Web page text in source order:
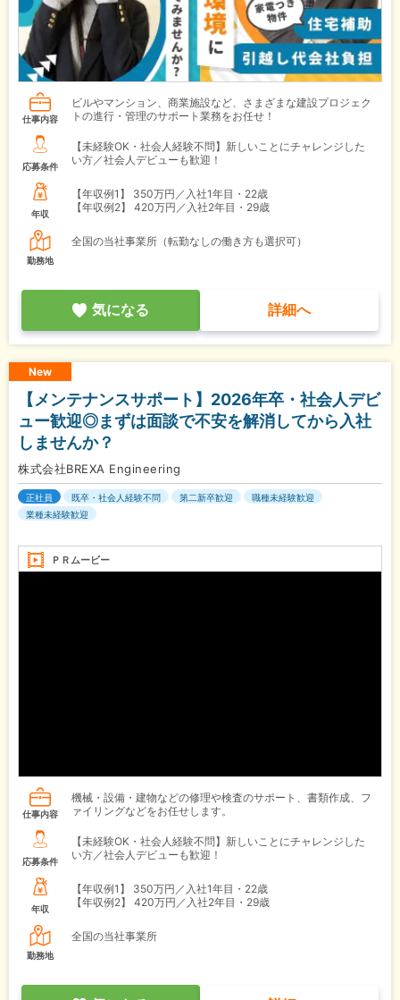
仕事内容
ビルやマンション、商業施設など、さまざまな建設プロジェク
トの進行・管理のサポート業務をお任せ！
応募条件
【未経験OK・社会人経験不問】新しいことにチャレンジした
い方／社会人デビューも歓迎！
年収
【年収例1】
350万円／入社1年目・22歳
【年収例2】
420万円／入社2年目・29歳
勤務地
全国の当社事業所（転勤なしの働き方も選択可）
気になる 詳細へ
New
【メンテナンスサポート】2026年卒・社会人デビ
ュー歓迎◎まずは面談で不安を解消してから入社
しませんか？
株式会社BREXA Engineering
正社員 既卒・社会人経験不問 第二新卒歓迎
職種未経験歓迎
業種未経験歓迎
ＰＲムービー
仕事内容
機械・設備・建物などの修理や検査のサポート、書類作成、フ
ァイリングなどをお任せします。
応募条件
【未経験OK・社会人経験不問】新しいことにチャレンジした
い方／社会人デビューも歓迎！
年収
【年収例1】
350万円／入社1年目・22歳
【年収例2】
420万円／入社2年目・29歳
勤務地
全国の当社事業所